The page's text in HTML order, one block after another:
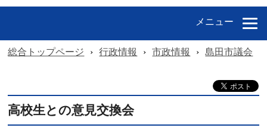
メニュー
総合トップページ › 行政情報 › 市政情報 › 島田市議会
高校生との意見交換会